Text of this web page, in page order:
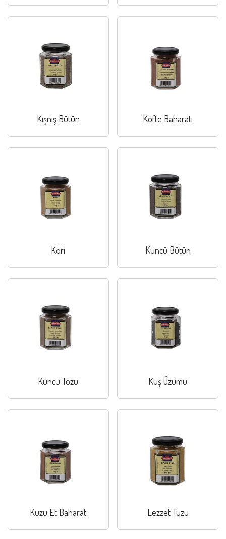
Kişniş Bütün Köfte Baharatı
Köri Küncü Bütün
Küncü Tozu Kuş Üzümü
Kuzu Et Baharat Lezzet Tuzu